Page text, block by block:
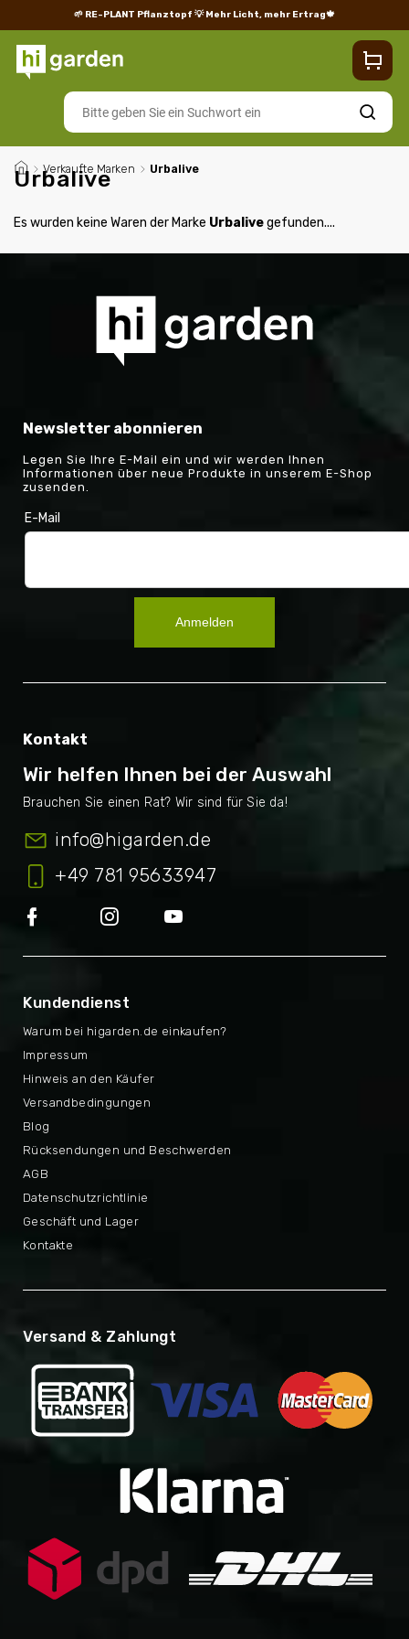
🌱 RE-PLANT Pflanztopf 💡 Mehr Licht, mehr Ertrag🍁
Suchen
/ Verkaufte Marken / Urbalive
Urbalive
Es wurden keine Waren der Marke Urbalivegefunden....
Newsletter abonnieren
Legen Sie Ihre E-Mail ein und wir werden Ihnen
Informationen über neue Produkte in unserem E-Shop
zusenden.
E-Mail
Anmelden
Kontakt
Wir helfen Ihnen bei der Auswahl
info@higarden.de
+49 781 95633947
Kundendienst
Warum bei higarden.de einkaufen?
Rücksendungen und Beschwerden
Impressum
AGB
Hinweis an den Käufer
Datenschutzrichtlinie
Versandbedingungen
Geschäft und Lager
Blog
Kontakte
Versand & Zahlungt